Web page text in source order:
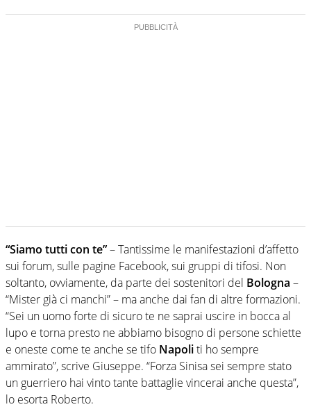
“Siamo tutti con te”– Tantissime le manifestazioni d’affetto
sui forum, sulle pagine Facebook, sui gruppi di tifosi. Non
soltanto, ovviamente, da parte dei sostenitori del Bologna –
“Mister già ci manchi” – ma anche dai fan di altre formazioni.
“Sei un uomo forte di sicuro te ne saprai uscire in bocca al
lupo e torna presto ne abbiamo bisogno di persone schiette
e oneste come te anche se tifo Napoliti ho sempre
ammirato”, scrive Giuseppe. “Forza Sinisa sei sempre stato
un guerriero hai vinto tante battaglie vincerai anche questa”,
lo esorta Roberto.